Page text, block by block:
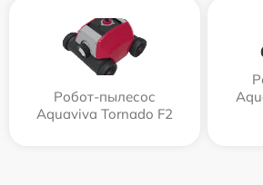
Робот-пылесос
Aquaviva Tornado F2